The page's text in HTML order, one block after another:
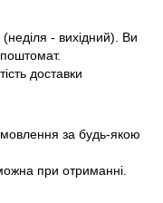
- вихідний). Ви
доставки
за будь-якою
при отриманні.